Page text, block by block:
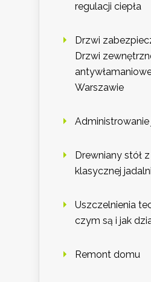
regulacji ciepła
Drzwi
Drzwi
Warszawie
Drewniany stół
klasycznej jadalni
Uszczelnienia
czym są i jak
Remont domu